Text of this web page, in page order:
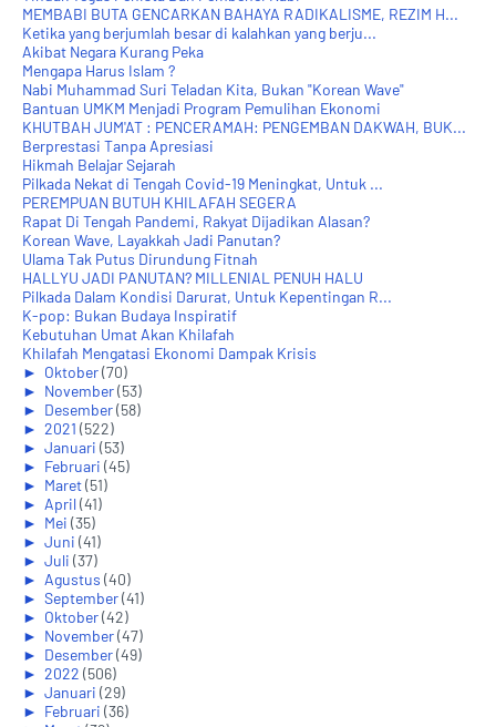
MEMBABI BUTA GENCARKAN BAHAYA RADIKALISME, REZIM H...
Ketika yang berjumlah besar di kalahkan yang berju...
Akibat Negara Kurang Peka
Mengapa Harus Islam ?
Nabi Muhammad Suri Teladan Kita, Bukan "Korean Wave"
Bantuan UMKM Menjadi Program Pemulihan Ekonomi
KHUTBAH JUM'AT : PENCERAMAH: PENGEMBAN DAKWAH, BUK...
Berprestasi Tanpa Apresiasi
Hikmah Belajar Sejarah
Pilkada Nekat di Tengah Covid-19 Meningkat, Untuk ...
PEREMPUAN BUTUH KHILAFAH SEGERA
Rapat Di Tengah Pandemi, Rakyat Dijadikan Alasan?
Korean Wave, Layakkah Jadi Panutan?
Ulama Tak Putus Dirundung Fitnah
HALLYU JADI PANUTAN? MILLENIAL PENUH HALU
Pilkada Dalam Kondisi Darurat, Untuk Kepentingan R...
K-pop: Bukan Budaya Inspiratif
Kebutuhan Umat Akan Khilafah
Khilafah Mengatasi Ekonomi Dampak Krisis
► Oktober(70)
► November(53)
► Desember(58)
► 2021 (522)
► Januari (53)
► Februari (45)
► Maret(51)
► April(41)
► Mei (35)
► Juni (41)
► Juli (37)
► Agustus (40)
► September(41)
► Oktober(42)
► November(47)
► Desember(49)
► 2022 (506)
► Januari (29)
► Februari (36)